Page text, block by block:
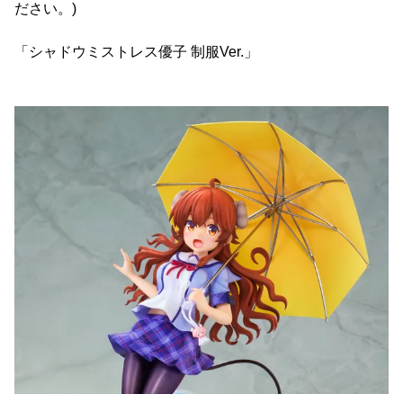
ださい。)
「シャドウミストレス優子 制服Ver.」